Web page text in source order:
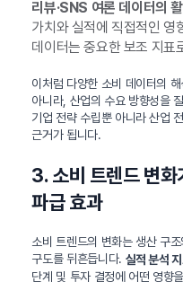
리뷰·SNS 여론 데이터의
가치와 실적에 직접적인 영
데이터는 중요한 보조 지표
이처럼 다양한 소비 데이터의
아니라, 산업의 수요 방향성을
기업 전략 수립뿐 아니라 산업
근거가 됩니다.
3. 소비 트렌드 변
파급 효과
소비 트렌드의 변화는 생산 구
구도를 뒤흔듭니다. 실적 분석
단계 및 투자 결정에 어떤 영향